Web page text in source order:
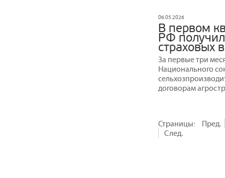
06.05.2026
В первом
РФ
страховых
За первые три
Национального
договорам
Страницы:
Пред.
След.